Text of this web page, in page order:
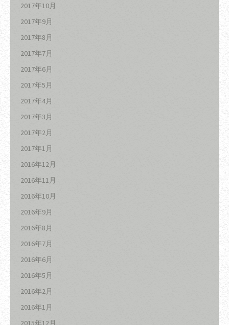
2017年10月
2017年9月
2017年8月
2017年7月
2017年6月
2017年5月
2017年4月
2017年3月
2017年2月
2017年1月
2016年12月
2016年11月
2016年10月
2016年9月
2016年8月
2016年7月
2016年6月
2016年5月
2016年2月
2016年1月
2015年12月